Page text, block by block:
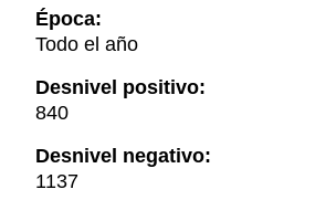
Época:
Todo el año
Desnivel positivo:
840
Desnivel negativo:
1137